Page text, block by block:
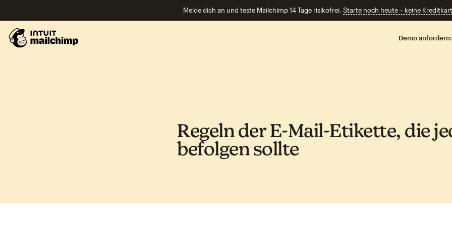
Melde dich an und teste Mailchimp 14 Tage risikofrei. Starte noch heute – keine
Demo anfordern:
Regeln der E‑Mail‑Etikette, die
befolgen sollte